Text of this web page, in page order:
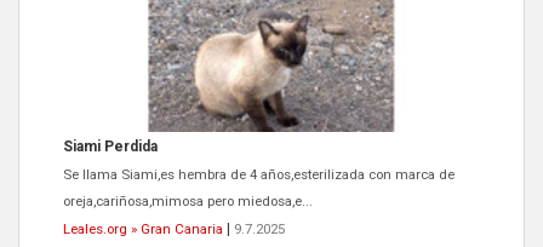
ADOPCIÓN URGENTE GATA TEROR GRAN CANARIA
El ayuntamiento se va a llevar a Los Gatos callejeros de la zona los
próximos días, ella incluida...
Leales.org » Gran Canaria
9.7.2025